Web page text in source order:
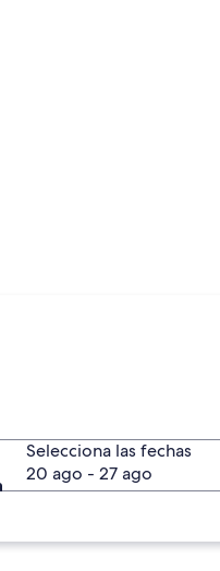
Selecciona las fechas
20 ago - 27 ago